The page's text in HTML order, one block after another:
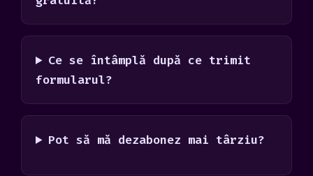
Ce se întâmplă după ce trimit
formularul?
Pot să mă dezabonez mai târziu?